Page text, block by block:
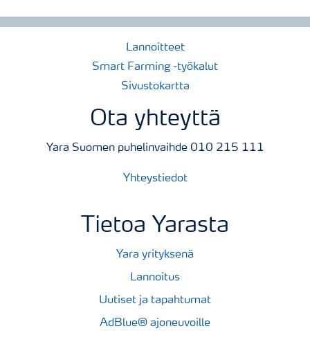
Lannoitteet
Smart Farming -työkalut
Sivustokartta
Ota yhteyttä
Yara Suomen puhelinvaihde 010 215 111
Yhteystiedot
Tietoa Yarasta
Yara yrityksenä
Lannoitus
Uutiset ja tapahtumat
AdBlue® ajoneuvoille